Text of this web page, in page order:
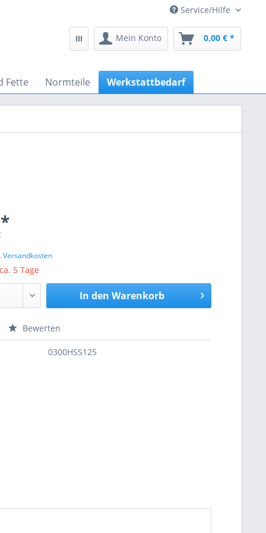
Service/Hilfe
Mein Konto 0,00 € *
Fette Normteile Werkstattbedarf
Versandkosten
5 Tage
In den Warenkorb
Bewerten
0300HSS125